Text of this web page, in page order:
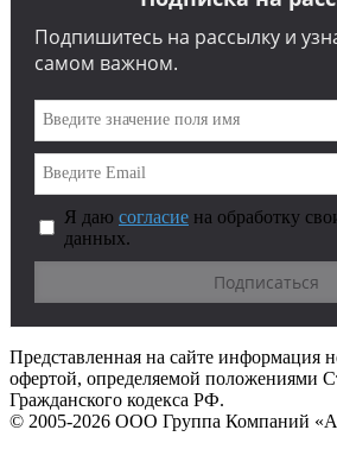
Подпишитесь на рассылку и
самом важном.
Я даю согласие на обработку
данных.
Представленная на сайте информация
офертой, определяемой положениями
Гражданского кодекса РФ.
© 2005-2026 ООО Группа Компаний